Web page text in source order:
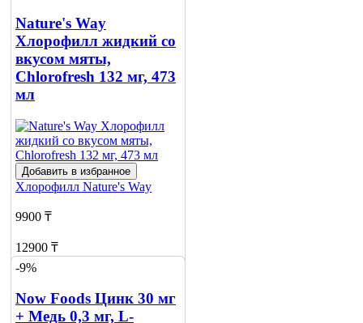
Nature's Way
Хлорофилл жидкий со
вкусом мяты,
Chlorofresh 132 мг, 473
мл
Добавить в избранное
Хлорофилл Nature's Way
9900 ₸
12900 ₸
Нет в наличии
Сообщить
о наличии
-9%
Now Foods Цинк 30 мг
+ Медь 0,3 мг, L-